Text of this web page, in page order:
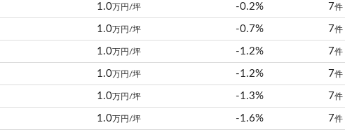
1.0万円/坪 -0.2% 7件
1.0万円/坪 -0.7% 7件
1.0万円/坪 -1.2% 7件
1.0万円/坪 -1.2% 7件
1.0万円/坪 -1.3% 7件
1.0万円/坪 -1.6% 7件